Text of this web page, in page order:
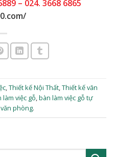
– 024. 3668 6865
,Thiết kế Nội Thất,Thiết kế văn
làm việc gỗ,bàn làm việc gỗ tự
phòng.